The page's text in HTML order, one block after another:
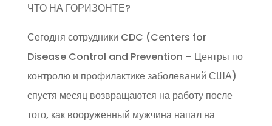
ЧТО НА ГОРИЗОНТЕ?
Сегодня сотрудники CDC (Centers for
Disease Control and Prevention – Центры по
контролю и профилактике заболеваний США)
спустя месяц возвращаются на работу после
того, как вооруженный мужчина напал на